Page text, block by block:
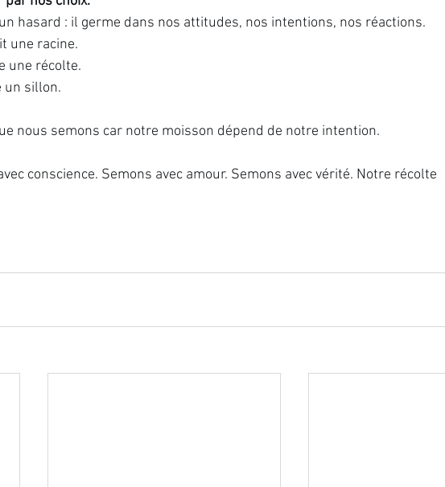
hasard : il germe dans nos attitudes, nos intentions, nos réactions.
une racine.
une récolte.
un sillon.
nous semons car notre moisson dépend de notre intention.
conscience. Semons avec amour. Semons avec vérité. Notre récolte